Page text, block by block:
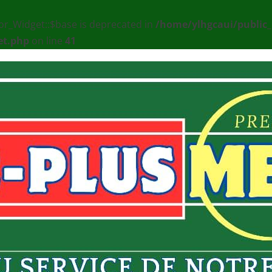
is deprecated in /home/ylhgcaui/
on line 41